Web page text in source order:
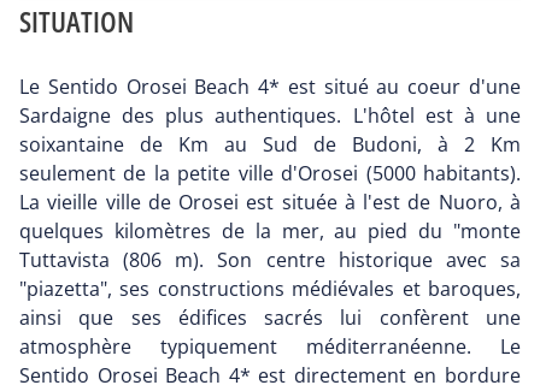
SITUATION
Le Sentido Orosei Beach 4* est situé au coeur d'une
Sardaigne des plus authentiques. L'hôtel est à une
soixantaine de Km au Sud de Budoni, à 2 Km
seulement de la petite ville d'Orosei (5000 habitants).
La vieille ville de Orosei est située à l'est de Nuoro, à
quelques kilomètres de la mer, au pied du "monte
Tuttavista (806 m). Son centre historique avec sa
"piazetta", ses constructions médiévales et baroques,
ainsi que ses édifices sacrés lui confèrent une
atmosphère typiquement méditerranéenne. Le
Sentido Orosei Beach 4* est directement en bordure